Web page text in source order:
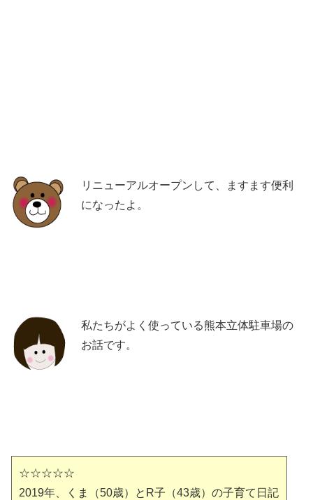
リニューアルオープンして、ますます便利
になったよ。
私たちがよく使っている熊本立体駐車場の
お話です。
☆☆☆☆☆
2019年、くま（50歳）とR子（43歳）の子育て日記